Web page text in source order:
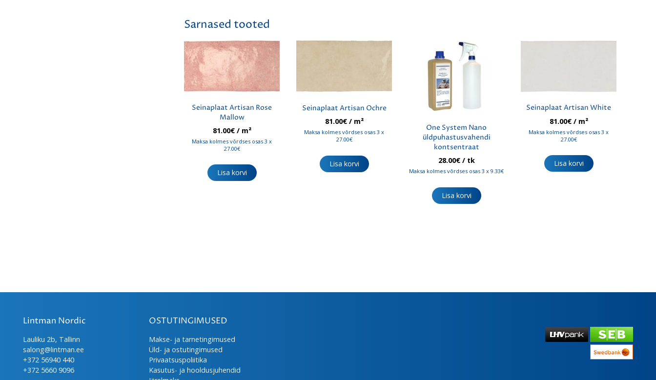
Sarnased tooted
Seinaplaat Artisan Rose
Mallow
81.00€/ m²
Maksa kolmes võrdses osas 3 x
27.00€
Lisa korvi
Seinaplaat Artisan Ochre
81.00€/ m²
Maksa kolmes võrdses osas 3 x
27.00€
Lisa korvi
One System Nano
üldpuhastusvahendi
kontsentraat
28.00€/ tk
Maksa kolmes võrdses osas 3 x 9.33€
Lisa korvi
Seinaplaat Artisan White
81.00€/ m²
Maksa kolmes võrdses osas 3 x
27.00€
Lisa korvi
Lintman Nordic
Lauliku 2b, Tallinn
salong@lintman.ee
+372 56940 440
+372 5660 9096
OSTUTINGIMUSED
Makse- ja tarnetingimused
Üld- ja ostutingimused
Privaatsuspoliitika
Kasutus- ja hooldusjuhendid